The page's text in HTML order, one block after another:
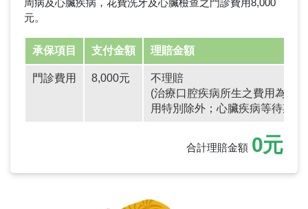
元。
承保項目 支付金額 理賠金額
門診費用 8,000元
不理賠
(治療口腔疾病所生之費用為醫
用特別除外；心臟疾病等待期為
合計理賠金額 0元